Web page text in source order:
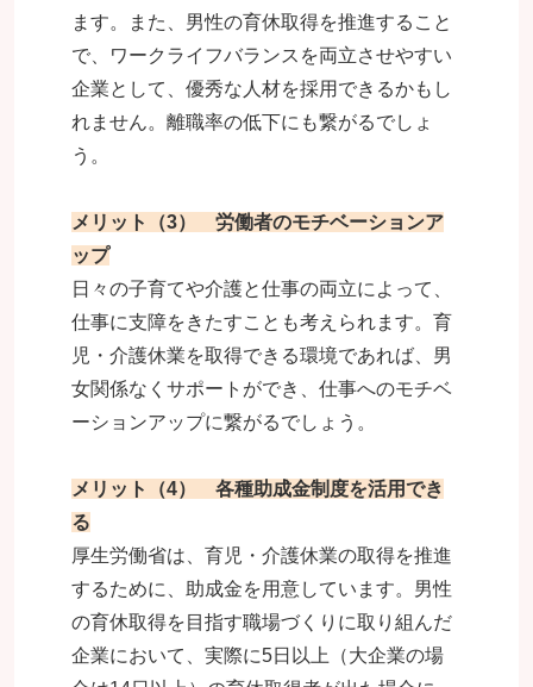
ます。また、男性の育休取得を推進すること
で、ワークライフバランスを両立させやすい
企業として、優秀な人材を採用できるかもし
れません。離職率の低下にも繋がるでしょ
う。
メリット（3） 労働者のモチベーションア
ップ
日々の子育てや介護と仕事の両立によって、
仕事に支障をきたすことも考えられます。育
児・介護休業を取得できる環境であれば、男
女関係なくサポートができ、仕事へのモチベ
ーションアップに繋がるでしょう。
メリット（4） 各種助成金制度を活用でき
る
厚生労働省は、育児・介護休業の取得を推進
するために、助成金を用意しています。男性
の育休取得を目指す職場づくりに取り組んだ
企業において、実際に5日以上（大企業の場